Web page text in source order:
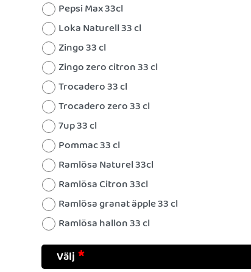
Pepsi Max 33cl
Loka Naturell 33 cl
Zingo 33 cl
Zingo zero citron 33 cl
Trocadero 33 cl
Trocadero zero 33 cl
7up 33 cl
Pommac 33 cl
Ramlösa Naturel 33cl
Ramlösa Citron 33cl
Ramlösa granat äpple 33 cl
Ramlösa hallon 33 cl
Välj